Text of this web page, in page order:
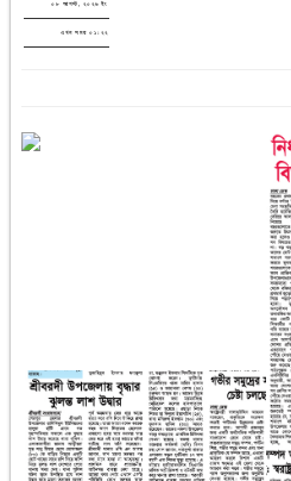
আমাদের সম্পর্কে
০৮ আগস্ট, ২০২৬ ইং
এখন সময় ০১:২২